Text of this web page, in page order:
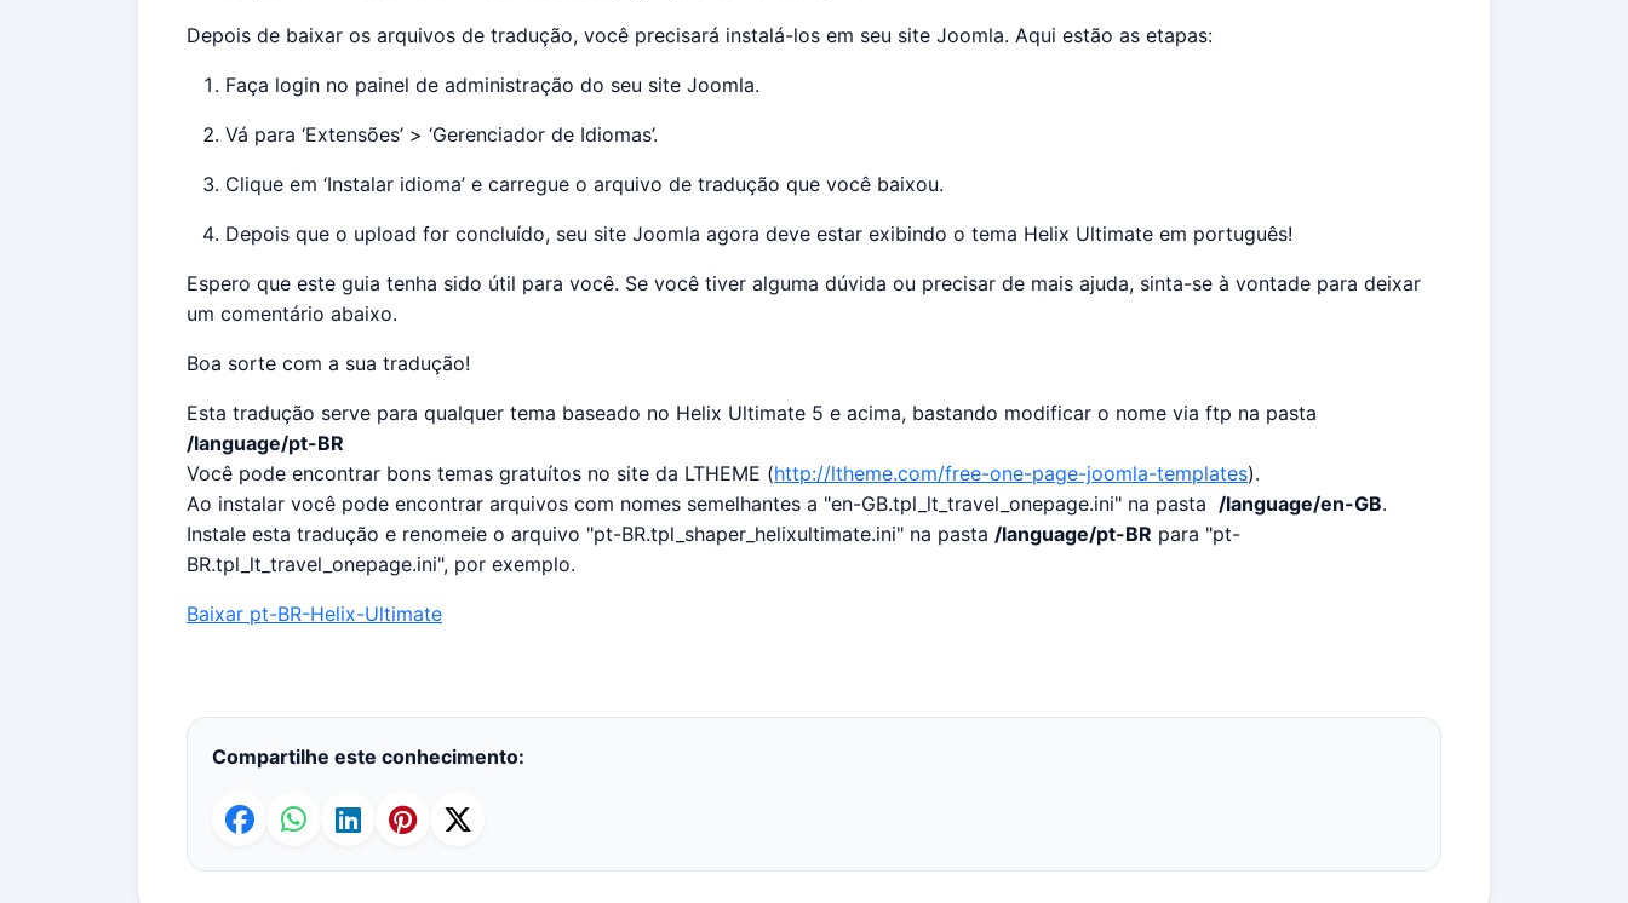
Depois de baixar os arquivos de tradução, você precisará instalá-los em seu site Joomla. Aqui estão as etapas:
Faça login no painel de administração do seu site Joomla.
Vá para ‘Extensões’ > ‘Gerenciador de Idiomas’.
Clique em ‘Instalar idioma’ e carregue o arquivo de tradução que você baixou.
Depois que o upload for concluído, seu site Joomla agora deve estar exibindo o tema Helix Ultimate em português!
Espero que este guia tenha sido útil para você. Se você tiver alguma dúvida ou precisar de mais ajuda, sinta-se à vontade para deixar
um comentário abaixo.
Boa sorte com a sua tradução!
Esta tradução serve para qualquer tema baseado no Helix Ultimate 5 e acima, bastando modificar o nome via ftp na pasta
/language/pt-BR
Você pode encontrar bons temas gratuítos no site da LTHEME (http://ltheme.com/free-one-page-joomla-templates).
Ao instalar você pode encontrar arquivos com nomes semelhantes a "en-GB.tpl_lt_travel_onepage.ini" na pasta /language/en-GB.
Instale esta tradução e renomeie o arquivo "pt-BR.tpl_shaper_helixultimate.ini" na pasta /language/pt-BR para "pt-
BR.tpl_lt_travel_onepage.ini", por exemplo.
Baixar pt-BR-Helix-Ultimate
Compartilhe este conhecimento: